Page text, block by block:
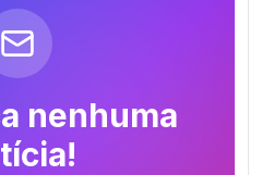
nenhuma